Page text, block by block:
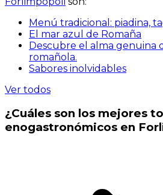
Menú tradicional: piadina,
El mar azul de Romaña
Descubre el alma genuina
romañola.
Sabores inolvidables
Ver todos
¿Cuáles son los mejores
enogastronómicos en